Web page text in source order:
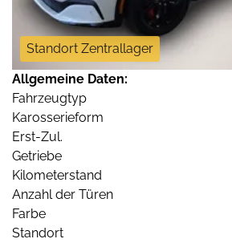
Standort Zentrallager
Allgemeine Daten:
Fahrzeugtyp
Karosserieform
Erst-Zul.
Getriebe
Kilometerstand
Anzahl der Türen
Farbe
Standort